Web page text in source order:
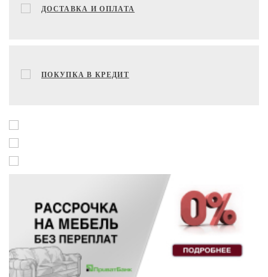
ДОСТАВКА И ОПЛАТА
ПОКУПКА В КРЕДИТ